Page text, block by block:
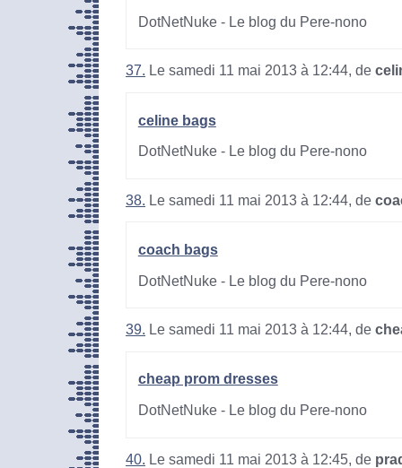
DotNetNuke - Le blog du Pere-nono
37. Le samedi 11 mai 2013 à 12:44, de
celine bags
DotNetNuke - Le blog du Pere-nono
38. Le samedi 11 mai 2013 à 12:44, de
coach bags
DotNetNuke - Le blog du Pere-nono
39. Le samedi 11 mai 2013 à 12:44, de
cheap prom dresses
DotNetNuke - Le blog du Pere-nono
40. Le samedi 11 mai 2013 à 12:45, de